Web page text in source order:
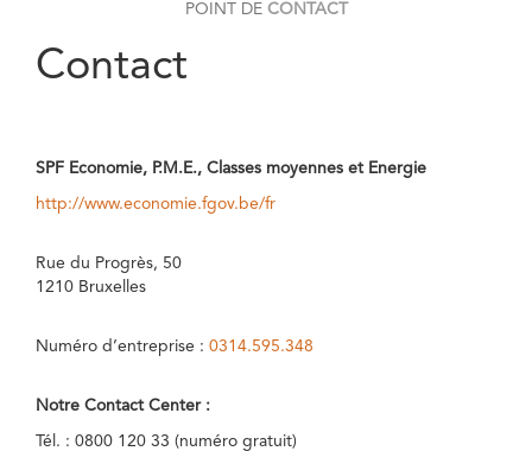
POINT DE CONTACT
Contact
SPF Economie, P.M.E., Classes moyennes et Energie
http://www.economie.fgov.be/fr
Rue du Progrès, 50
1210 Bruxelles
Numéro d’entreprise : 0314.595.348
Notre Contact Center :
Tél. : 0800 120 33 (numéro gratuit)